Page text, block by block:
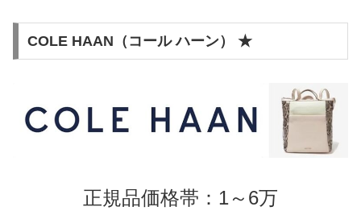
COLE HAAN（コール ハーン） ★
正規品価格帯：1～6万